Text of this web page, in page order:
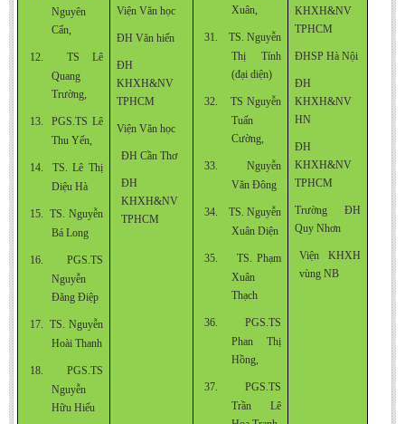
Nguyên
Cẩn,
12. TSLê
Quang
Trường,
13.
PGS.TS Lê
Thu Yến,
14.
TS. Lê Thị
Diệu Hà
15. TS. Nguyễn
Bá Long
16.
PGS.TS
Nguyễn
Đăng Điệp
17. TS. Nguyễn
Hoài Thanh
18.
PGS.TS
Nguyễn
Hữu Hiếu
Viện Văn học
ĐH Văn hiến
ĐH
KHXH&NV
TPHCM
Viện Văn học
ĐH Cần Thơ
ĐH
KHXH&NV
TPHCM
Xuân,
31.
TS. Nguyễn
Thị Tính
(đại diện)
32. TSNguyễn
Tuấn
Cường,
33.
Nguyễn
Văn Đông
34.
TS. Nguyễn
Xuân Diện
35.
TS. Phạm
Xuân
Thạch
36.
PGS.TS
Phan Thị
Hồng,
37.
PGS.TS
Trần Lê
KHXH&NV
TPHCM
ĐHSP Hà Nội
ĐH
KHXH&NV
HN
ĐH
KHXH&NV
TPHCM
Trường ĐH
Quy Nhơn
Viện KHXH
vùng NB